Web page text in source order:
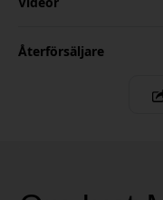
Återförsäljare